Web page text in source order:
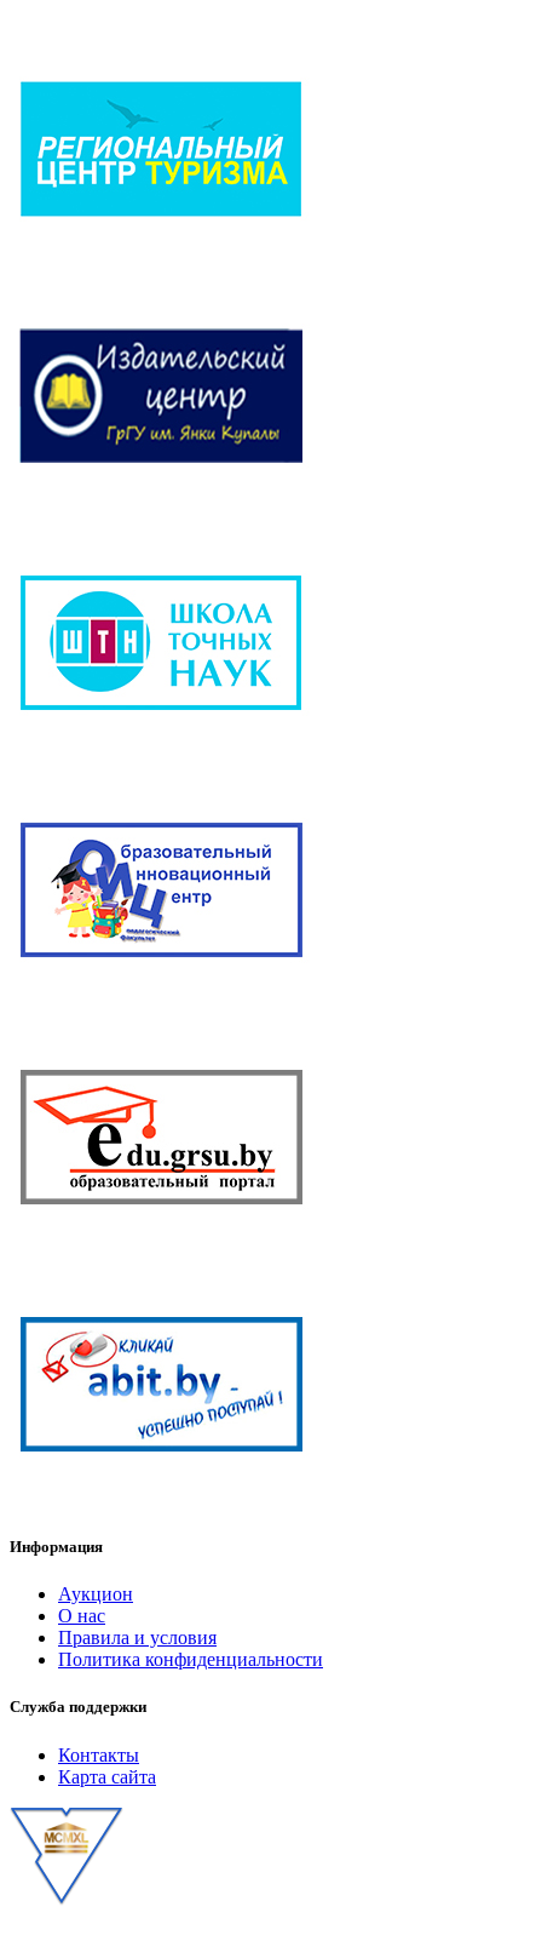
Информация
Аукцион
О нас
Правила и условия
Политика конфиденциальности
Служба поддержки
Контакты
Карта сайта